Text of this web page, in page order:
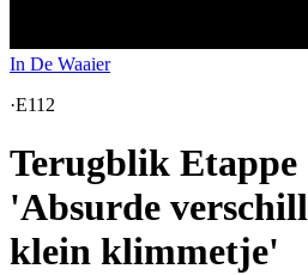
In De Waaier
·E112
Terugblik Etappe
'Absurde
klein klimmetje'